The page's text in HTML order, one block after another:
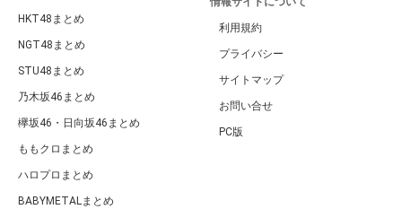
HKT48まとめ
NGT48まとめ
STU48まとめ
乃木坂46まとめ
欅坂46・日向坂46まとめ
ももクロまとめ
ハロプロまとめ
BABYMETALまとめ
利用規約
プライバシー
サイトマップ
お問い合せ
PC版